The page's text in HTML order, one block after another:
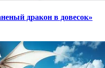
дракон в довесок»